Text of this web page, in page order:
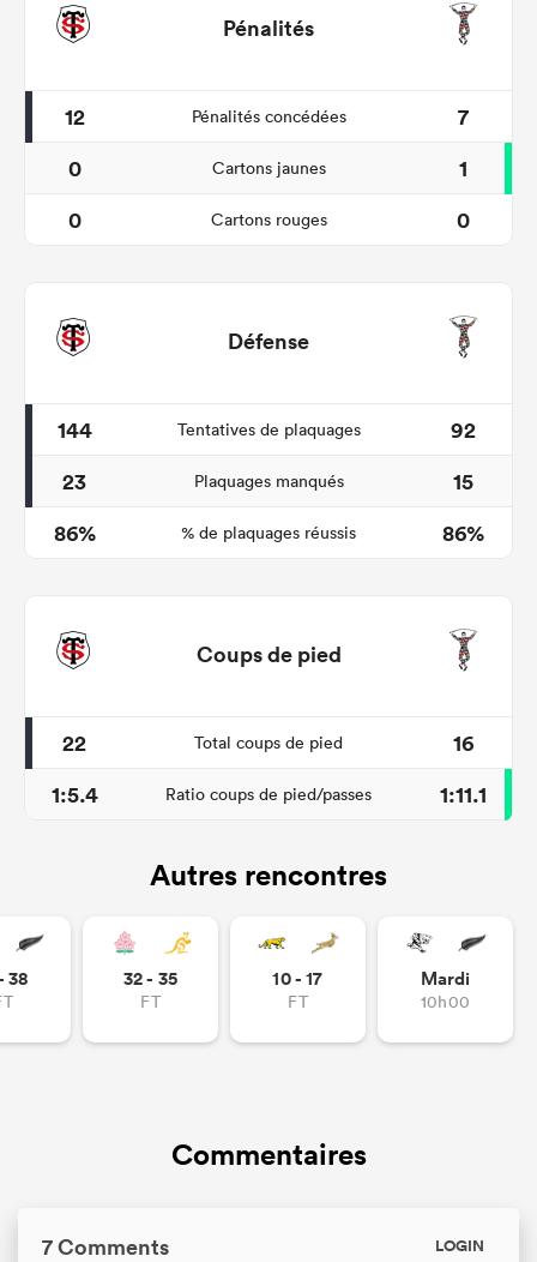
Pénalités
12 Pénalités concédées
7
0
Cartons jaunes
1
0
Cartons rouges 0
Défense
144 Tentatives de plaquages
92
23
Plaquages manqués
15
86%
% de plaquages réussis 86%
Coups de pied
22 Total coups de pied
16
1:5.4
Ratio coups de pied/passes 1:11.1
Autres rencontres
38 32 - 35
FT
10 - 17
FT
Mardi
10h00
Commentaires
7 Comments LOGIN